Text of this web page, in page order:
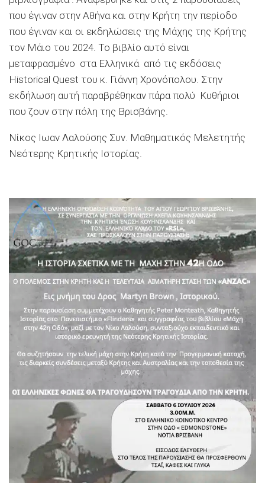
που έγιναν στην Αθήνα και στην Κρήτη την περίοδο
που έγιναν και οι εκδηλώσεις της Μάχης της Κρήτης
τον Μάιο του 2024. Το βιβλίο αυτό είναι
μεταφρασμένο στα Ελληνικά από τις εκδόσεις
Historical Quest του κ. Γιάννη Χρονόπολου. Στην
εκδήλωση αυτή παραβρέθηκαν πάρα πολύ Κυθήριοι
που ζουν στην πόλη της Βρισβάνης.
Νίκος Ιωαν Λαλούσης Συν. Μαθηματικός Μελετητής
Νεότερης Κρητικής Ιστορίας.